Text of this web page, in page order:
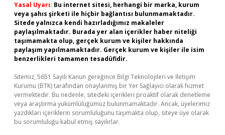
Yasal Uyarı: Bu internet sitesi, herhangi bir marka, kurum
veya şahıs şirketi ile hiçbir bağlantısı bulunmamaktadır.
Sitede yalnızca kendi hazırladığımız makaleler
paylaşılmaktadır. Burada yer alan içerikler haber niteliği
taşımamakta olup, gerçek kurum ve kişiler hakkında
paylaşım yapılmamaktadır. Gerçek kurum ve kişiler ile isim
benzerlikleri tamamen tesadüfidir.
Sitemiz, 5651 Sayılı Kanun gereğince Bilgi Teknolojileri ve İletişim
Kurumu (BTK) tarafından onaylanmış bir Yer Sağlayıcı olarak hizmet
vermektedir. Bu nedenle, sitedeki içerikleri proaktif olarak denetleme
veya araştırma yükümlülüğümüz bulunmamaktadır. Ancak, üyelerimiz
yazdıkları içeriklerin sorumluluğunu taşımakta olup, siteye üye olarak
bu sorumluluğu kabul etmiş sayılırlar.